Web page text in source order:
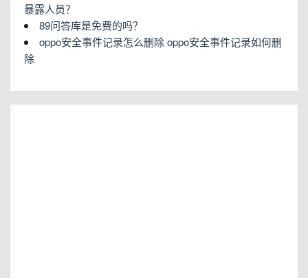
暴露人员？
89问答库是免费的吗？
oppo安全事件记录怎么删除 oppo安全事件记录如何删
除